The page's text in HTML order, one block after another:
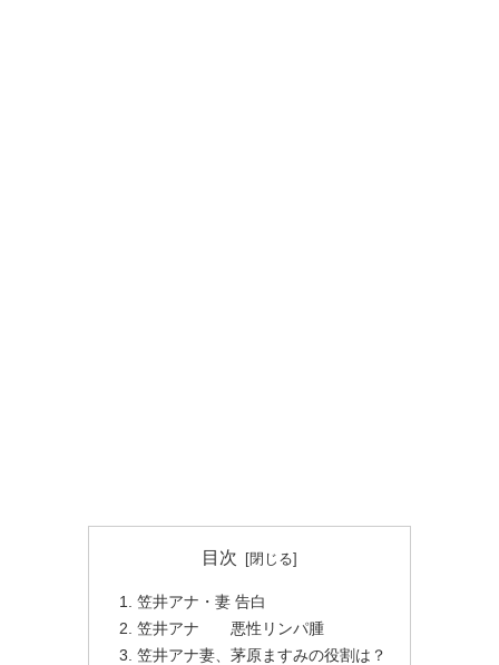
目次
笠井アナ・妻 告白
笠井アナ 悪性リンパ腫
笠井アナ妻、茅原ますみの役割は？